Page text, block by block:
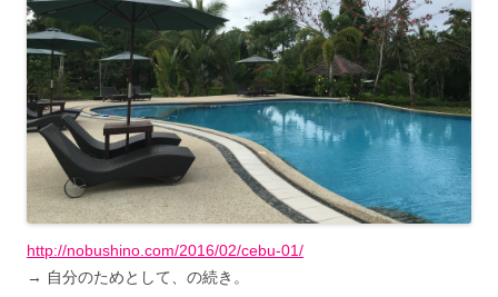
http://nobushino.com/2016/02/cebu-01/
→ 自分のためとして、の続き。